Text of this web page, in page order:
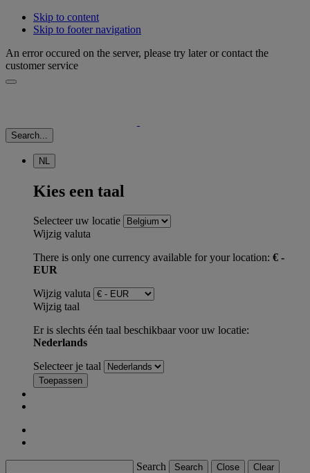
Skip to content
Skip to footer navigation
An error occured on the server, please try later or contact the
customer service
Search...
NL
Kies een taal
Selecteer uw locatie
Wijzig valuta
There is only one currency available for your location: € -
EUR
Wijzig valuta
Wijzig taal
Er is slechts één taal beschikbaar voor uw locatie:
Nederlands
Selecteer je taal
Toepassen
Search Search Close Clear